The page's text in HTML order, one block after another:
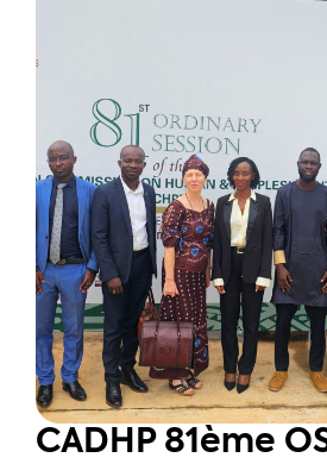
CADHP 81ème